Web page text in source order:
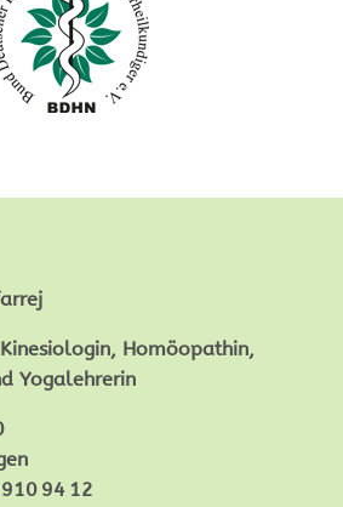
Homöopathin,
Yogalehrerin
94 12